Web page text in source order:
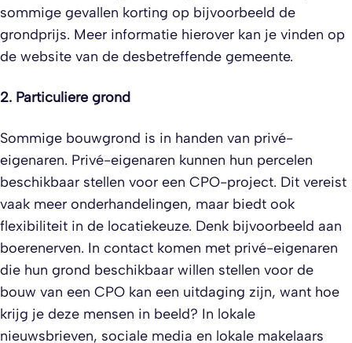
sommige gevallen korting op bijvoorbeeld de
grondprijs. Meer informatie hierover kan je vinden op
de website van de desbetreffende gemeente.
2. Particuliere grond
Sommige bouwgrond is in handen van privé-
eigenaren. Privé-eigenaren kunnen hun percelen
beschikbaar stellen voor een CPO-project. Dit vereist
vaak meer onderhandelingen, maar biedt ook
flexibiliteit in de locatiekeuze. Denk bijvoorbeeld aan
boerenerven. In contact komen met privé-eigenaren
die hun grond beschikbaar willen stellen voor de
bouw van een CPO kan een uitdaging zijn, want hoe
krijg je deze mensen in beeld? In lokale
nieuwsbrieven, sociale media en lokale makelaars